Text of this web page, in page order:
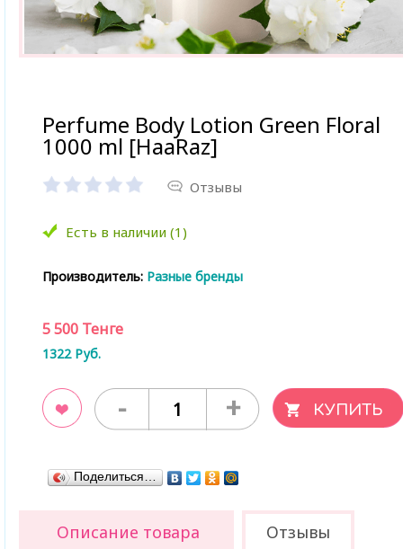
Perfume Body Lotion Green Floral
1000 ml [HaaRaz]
Отзывы
Есть в наличии (1)
Производитель: Разные бренды
5 500 Тенге
1322 Руб.
- +
Поделиться…
Описание товара Отзывы